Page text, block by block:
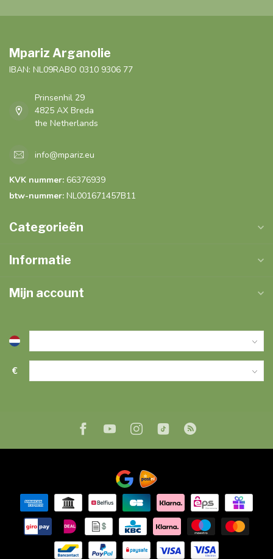
Mpariz Arganolie
IBAN: NL09RABO 0310 9306 77
Prinsenhil 29
4825 AX Breda
the Netherlands
info@mpariz.eu
KVK nummer: 66376939
btw-nummer: NL001671457B11
Categorieën
Informatie
Mijn account
€